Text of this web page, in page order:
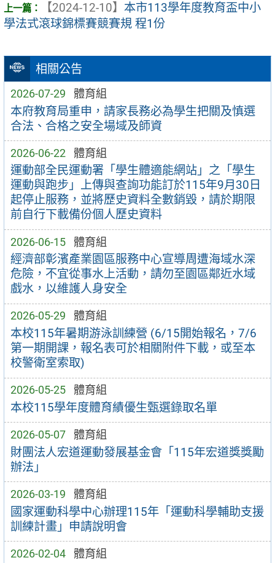
相關公告
2026-07-29 體育組
本府教育局重申，請家長務必為學生把關及慎選
合法、合格之安全場域及師資
2026-06-22 體育組
運動部全民運動署「學生體適能網站」之「學生
運動與跑步」上傳與查詢功能訂於115年9月30日
起停止服務，並將歷史資料全數銷毀，請於期限
前自行下載備份個人歷史資料
2026-06-15 體育組
經濟部彰濱產業園區服務中心宣導周遭海域水深
危險，不宜從事水上活動，請勿至園區鄰近水域
戲水，以維護人身安全
2026-05-29 體育組
本校115年暑期游泳訓練營 (6/15開始報名，7/6
第一期開課，報名表可於相關附件下載，或至本
校警衛室索取)
2026-05-25 體育組
本校115學年度體育績優生甄選錄取名單
2026-05-07 體育組
財團法人宏道運動發展基金會「115年宏道獎獎勵
辦法」
2026-03-19 體育組
國家運動科學中心辦理115年「運動科學輔助支援
訓練計畫」申請說明會
2026-02-04 體育組
【2024-12-10】 本市113學年度教育盃中小
學法式滾球錦標賽競賽規 程1份